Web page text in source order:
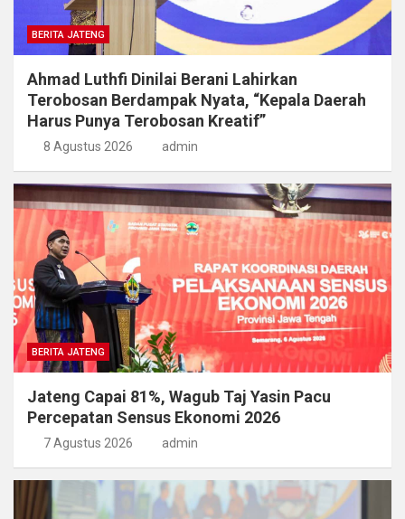
BERITA JATENG
Ahmad Luthfi Dinilai Berani Lahirkan
Terobosan Berdampak Nyata, “Kepala Daerah
Harus Punya Terobosan Kreatif”
8 Agustus 2026 admin
BERITA JATENG
Jateng Capai 81%, Wagub Taj Yasin Pacu
Percepatan Sensus Ekonomi 2026
7 Agustus 2026 admin